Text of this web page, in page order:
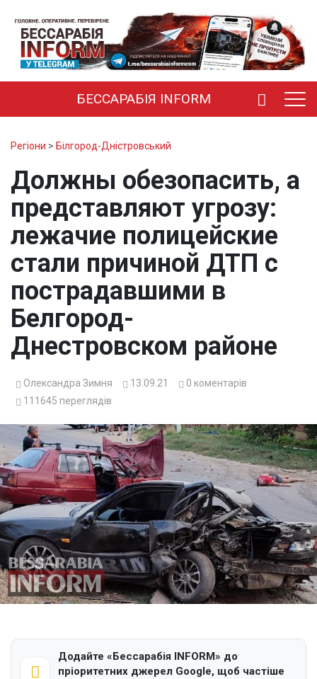
БЕССАРАБІЯ INFORM
Регіони > Білгород-Дністровський
Должны обезопасить, а
представляют угрозу:
лежачие полицейские
стали причиной ДТП с
пострадавшими в
Белгород-
Днестровском районе
Олександра Зимня 13.09.21 0 коментарів
111645 переглядів
Додайте «Бессарабія INFORM» до
пріоритетних джерел Google, щоб частіше